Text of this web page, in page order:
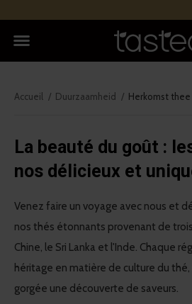
Accueil Duurzaamheid Herkomst thee
La beauté du goût :
nos délicieux et
Venez faire un voyage avec nous et
nos thés étonnants provenant de
Chine, le Sri Lanka et l'Inde. Chaque
héritage en matière de culture du
gorgée une découverte de saveurs.